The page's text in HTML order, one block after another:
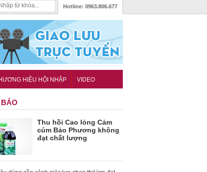
Hotline: 0963.806.677
HIỆU HỘI NHẬP VIDEO
Thu hồi Cao lỏng Cảm
cúm Bảo Phương không
đạt chất lượng